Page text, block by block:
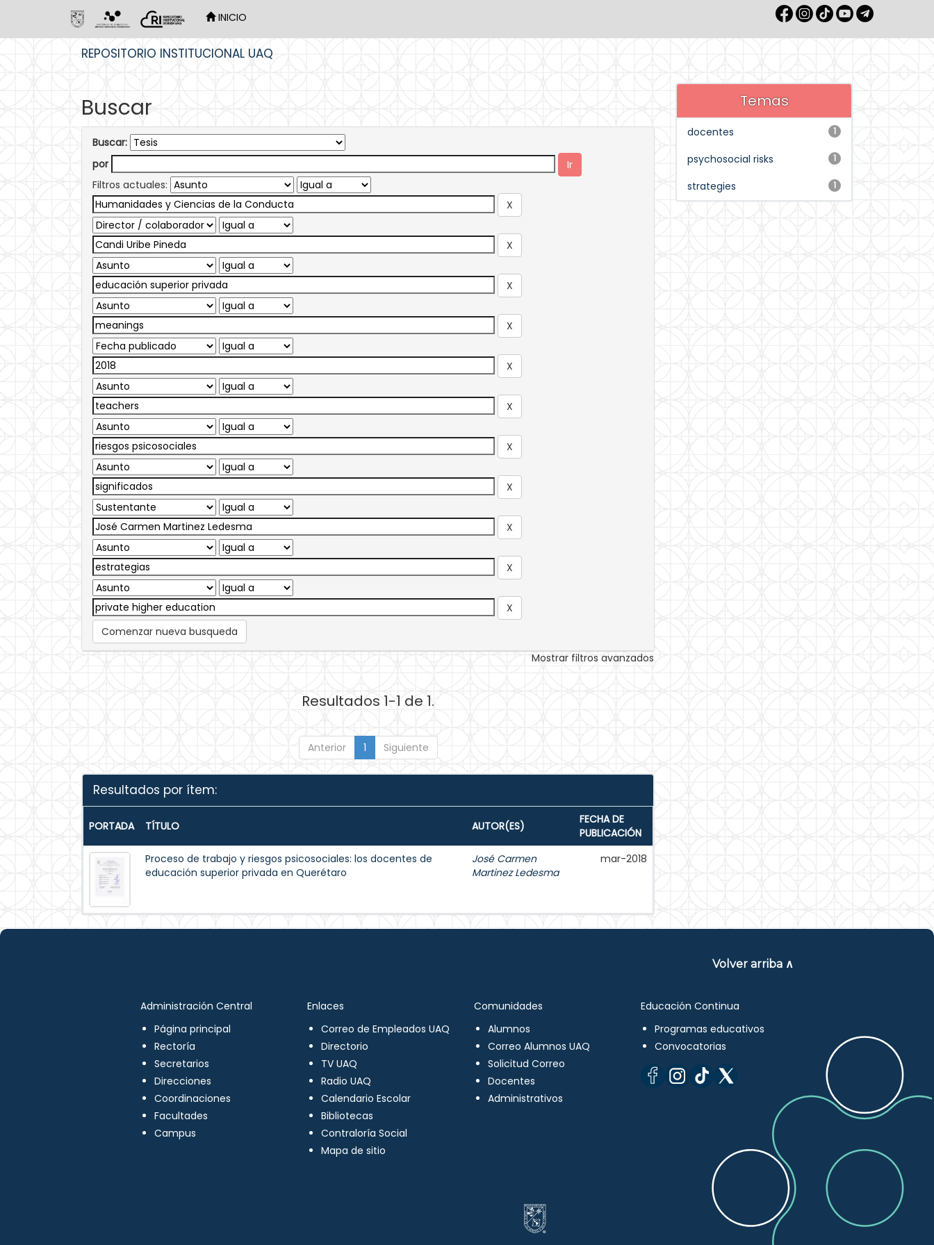
INICIO
REPOSITORIO INSTITUCIONAL UAQ
Buscar
Buscar:
por
Filtros actuales:
Comenzar nueva busqueda
Mostrar filtros avanzados
Resultados 1-1 de 1.
Anterior 1 Siguiente
Resultados por ítem:
PORTADA TÍTULO AUTOR(ES)
FECHA DE
PUBLICACIÓN
Proceso de trabajo y riesgos psicosociales: los docentes de
educación superior privada en Querétaro
José Carmen
Martinez Ledesma
mar-2018
Temas
1
docentes
1
psychosocial risks
1
strategies
Volver arriba ∧
Administración Central
Página principal
Rectoría
Secretarios
Direcciones
Coordinaciones
Facultades
Campus
Enlaces
Correo de Empleados UAQ
Directorio
TV UAQ
Radio UAQ
Calendario Escolar
Bibliotecas
Contraloría Social
Mapa de sitio
Comunidades
Alumnos
Correo Alumnos UAQ
Solicitud Correo
Docentes
Administrativos
Educación Continua
Programas educativos
Convocatorias